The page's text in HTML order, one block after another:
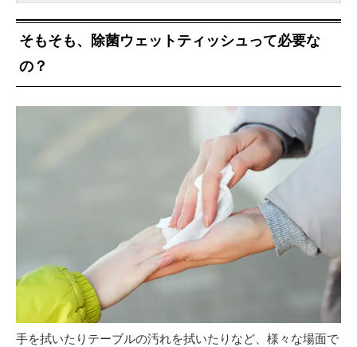
そもそも、除菌ウェットティッシュって必要な
の？
手を拭いたりテーブルの汚れを拭いたりなど、様々な場面で